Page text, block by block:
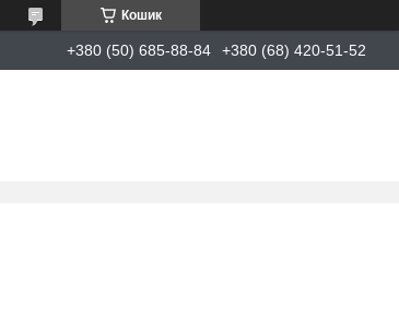
Кошик
+380 (50) 685-88-84 +380 (68) 420-51-52